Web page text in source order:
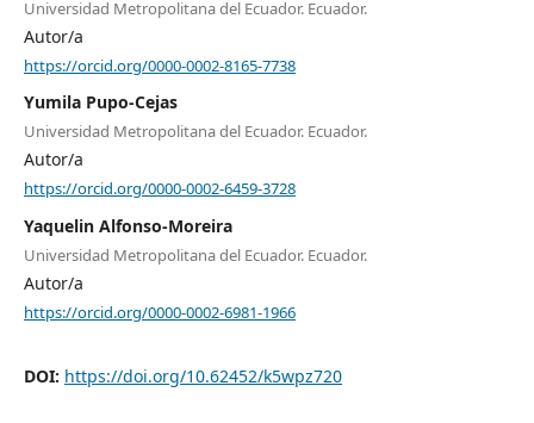
Universidad Metropolitana del Ecuador. Ecuador.
Autor/a
https://orcid.org/0000-0002-8165-7738
Yumila Pupo-Cejas
Universidad Metropolitana del Ecuador. Ecuador.
Autor/a
https://orcid.org/0000-0002-6459-3728
Yaquelin Alfonso-Moreira
Universidad Metropolitana del Ecuador. Ecuador.
Autor/a
https://orcid.org/0000-0002-6981-1966
DOI: https://doi.org/10.62452/k5wpz720